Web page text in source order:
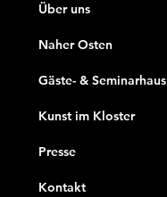
Über uns
Naher Osten
Gäste- & Seminarhaus
Kunst im Kloster
Presse
Kontakt